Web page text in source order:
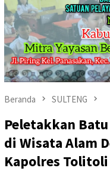
Beranda SULTENG
Peletakkan
di Wisata Alam
Kapolres Tolitoli